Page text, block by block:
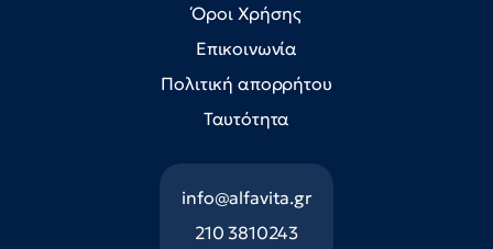
Όροι Χρήσης
Επικοινωνία
Πολιτική απορρήτου
Ταυτότητα
info@alfavita.gr
210 3810243